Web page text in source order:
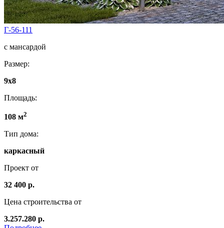
Г-56-111
с мансардой
Размер:
9x8
Площадь:
108 м2
Тип дома:
каркасный
Проект от
32 400 р.
Цена строительства от
3.257.280 р.